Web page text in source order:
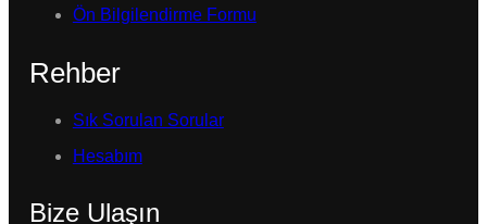
Ön Bilgilendirme Formu
Rehber
Sık Sorulan Sorular
Hesabım
Bize Ulaşın